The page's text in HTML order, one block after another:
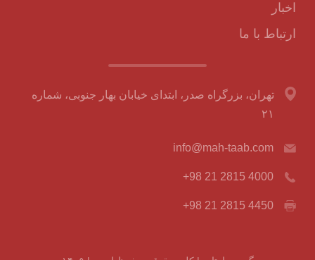
اخبار
ارتباط با ما
تهران، بزرگراه صدر، ابتدای خیابان بهار جنوبی، شماره
۲۱
info@mah-taab.com
+98 21 2815 4000
+98 21 2815 4450